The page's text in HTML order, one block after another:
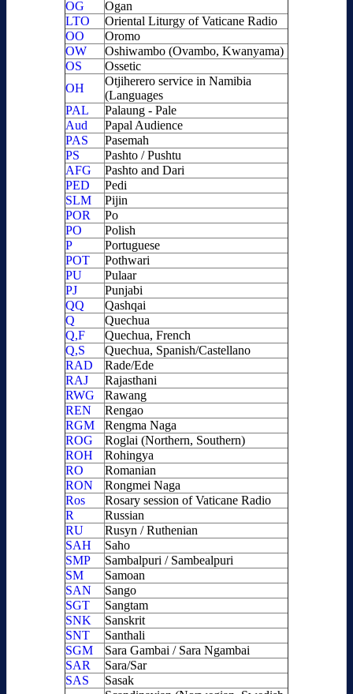
OG
Ogan
LTO
Oriental Liturgy of Vaticane Radio
OO
Oromo
OW
Oshiwambo (Ovambo, Kwanyama)
OS
Ossetic
OH
Otjiherero service in Namibia
(Languages
PAL
Palaung - Pale
Aud
Papal Audience
PAS
Pasemah
PS
Pashto / Pushtu
AFG
Pashto and Dari
PED
Pedi
SLM
Pijin
POR
Po
PO
Polish
P
Portuguese
POT
Pothwari
PU
Pulaar
PJ
Punjabi
QQ
Qashqai
Q
Quechua
Q,F
Quechua, French
Q,S
Quechua, Spanish/Castellano
RAD
Rade/Ede
RAJ
Rajasthani
RWG
Rawang
REN
Rengao
RGM
Rengma Naga
ROG
Roglai (Northern, Southern)
ROH
Rohingya
RO
Romanian
RON
Rongmei Naga
Ros
Rosary session of Vaticane Radio
R
Russian
RU
Rusyn / Ruthenian
SAH
Saho
SMP
Sambalpuri / Sambealpuri
SM
Samoan
SAN
Sango
SGT
Sangtam
SNK
Sanskrit
SNT
Santhali
SGM
Sara Gambai / Sara Ngambai
SAR
Sara/Sar
SAS
Sasak